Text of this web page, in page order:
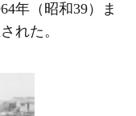
年（昭和39）ま
れた。